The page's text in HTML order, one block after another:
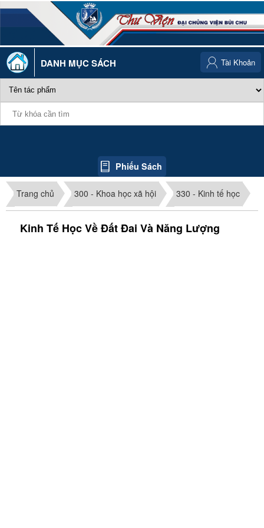
DANH MỤC SÁCH
Phiếu Sách
Tài Khoản
Trang chủ 300 - Khoa học xã hội 330 - Kinh tế học
Kinh Tế Học Về Đất Đai Và Năng Lượng